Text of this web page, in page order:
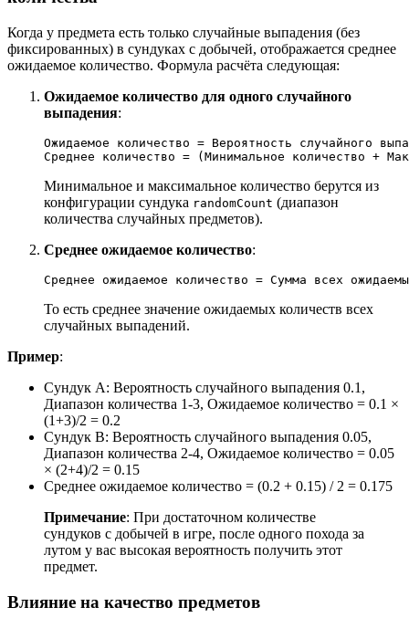
Когда у предмета есть только случайные выпадения (без
фиксированных) в сундуках с добычей, отображается среднее
ожидаемое количество. Формула расчёта следующая:
Ожидаемое количество для одного случайного
выпадения:
Ожидаемое количество = Вероятность случайного
Минимальное и максимальное количество берутся из
конфигурации сундука randomCount (диапазон
количества случайных предметов).
Среднее ожидаемое количество:
То есть среднее значение ожидаемых количеств всех
случайных выпадений.
Пример:
Сундук A: Вероятность случайного выпадения 0.1,
Диапазон количества 1-3, Ожидаемое количество = 0.1 ×
(1+3)/2 = 0.2
Сундук B: Вероятность случайного выпадения 0.05,
Диапазон количества 2-4, Ожидаемое количество = 0.05
× (2+4)/2 = 0.15
Среднее ожидаемое количество = (0.2 + 0.15) / 2 = 0.175
Примечание: При достаточном количестве
сундуков с добычей в игре, после одного похода за
лутом у вас высокая вероятность получить этот
предмет.
Влияние на качество предметов